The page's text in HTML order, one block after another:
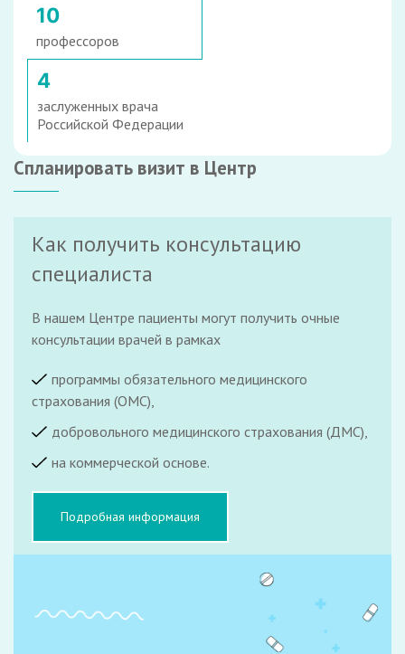
10
профессоров
4
заслуженных врача
Российской Федерации
Спланировать визит в Центр
Как получить консультацию
специалиста
В нашем Центре пациенты могут получить очные
консультации врачей в рамках
программы обязательного медицинского
страхования (ОМС),
добровольного медицинского страхования (ДМС),
на коммерческой основе.
Подробная информация